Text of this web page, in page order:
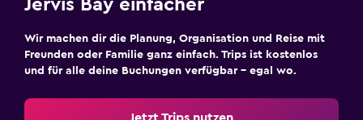
Jervis Bay einfacher
Wir machen dir die Planung, Organisation und Reise mit
Freunden oder Familie ganz einfach. Trips ist kostenlos
und für alle deine Buchungen verfügbar – egal wo.